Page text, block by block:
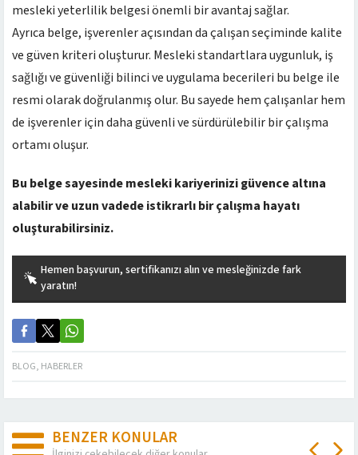
mesleki yeterlilik belgesi önemli bir avantaj sağlar.
Ayrıca belge, işverenler açısından da çalışan seçiminde kalite
ve güven kriteri oluşturur. Mesleki standartlara uygunluk, iş
sağlığı ve güvenliği bilinci ve uygulama becerileri bu belge ile
resmi olarak doğrulanmış olur. Bu sayede hem çalışanlar hem
de işverenler için daha güvenli ve sürdürülebilir bir çalışma
ortamı oluşur.
Bu belge sayesinde mesleki kariyerinizi güvence altına
alabilir ve uzun vadede istikrarlı bir çalışma hayatı
oluşturabilirsiniz.
Hemen başvurun, sertifikanızı alın ve mesleğinizde fark
yaratın!
BLOG, HABERLER
BENZER KONULAR